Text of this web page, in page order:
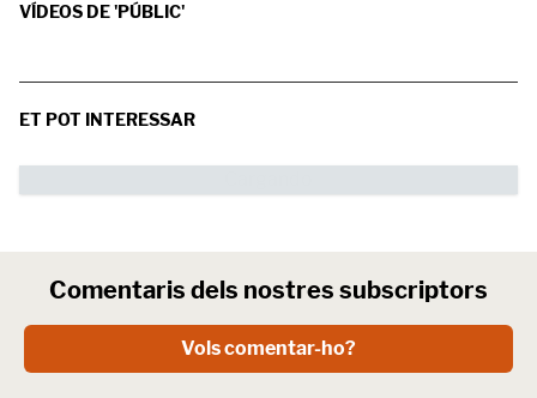
VÍDEOS DE 'PÚBLIC'
ET POT INTERESSAR
Comentaris dels nostres subscriptors
Vols comentar-ho?